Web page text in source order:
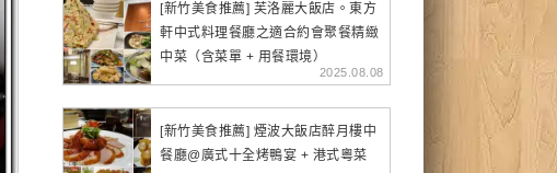
[新竹美食推薦] 芙洛麗大飯店。東方
軒中式料理餐廳之適合約會聚餐精緻
中菜（含菜單 + 用餐環境）
2025.08.08
[新竹美食推薦] 煙波大飯店醉月樓中
餐廳@廣式十全烤鴨宴 + 港式粵菜